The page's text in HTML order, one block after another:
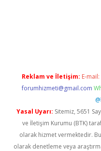
Reklam ve İletişim: E-mail:
forumhizmeti@gmail.com
Yasal Uyarı: Sitemiz, 5651
ve İletişim Kurumu (BTK)
olarak hizmet vermektedir.
olarak denetleme veya